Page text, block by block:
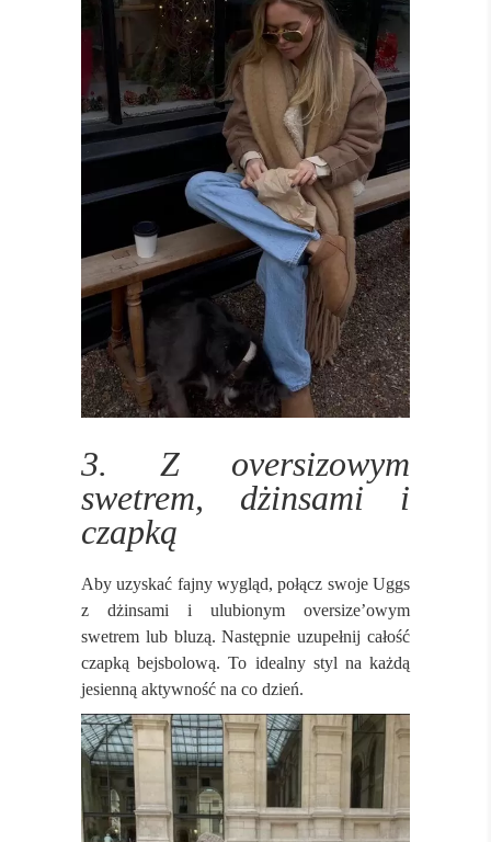
3. Z oversizowym
swetrem, dżinsami i
czapką
Aby uzyskać fajny wygląd, połącz swoje Uggs
z dżinsami i ulubionym oversize’owym
swetrem lub bluzą. Następnie uzupełnij całość
czapką bejsbolową. To idealny styl na każdą
jesienną aktywność na co dzień.